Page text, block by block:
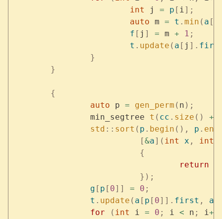
			int
j = p [ i];
			auto
m = t . min ( a [
			f
[ j ] = m + 1 ;
			t
. update ( a [ j ].
		}
	}
	{
		auto
p = gen_perm ( n );
		min_segtree
t ( cc . size () +
		std
:: sort ( p . begin (), p . end
			  [
&a]( int x , int
			  {
				  return
			  });
		g
[ p [ 0]] = 0 ;
		t
. update ( a [ p [ 0]]. first , a
		for
( int i = 0 ; i < n ; i++